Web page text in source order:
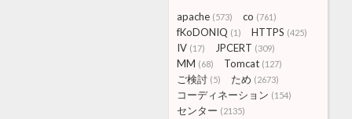
apache (573) co (761)
fKoDONIQ (1) HTTPS (425)
IV (17) JPCERT (309)
MM (68) Tomcat (127)
ご検討 (5) ため (2673)
コーディネーション (154)
センター (2135)